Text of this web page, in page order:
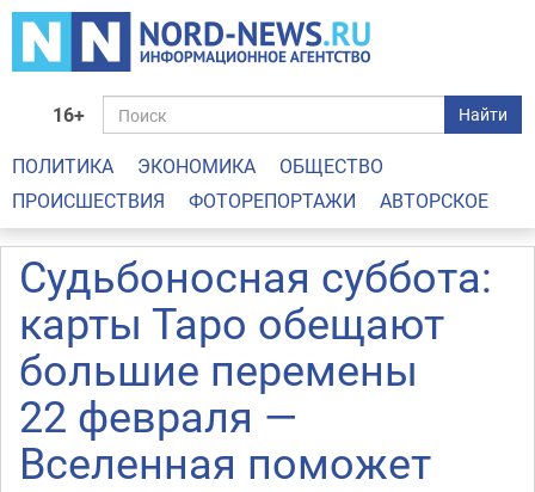
16+ Найти
ПОЛИТИКА ЭКОНОМИКА
ОБЩЕСТВО
ПРОИСШЕСТВИЯ
ФОТОРЕПОРТАЖИ АВТОРСКОЕ
Судьбоносная суббота:
карты Таро обещают
большие перемены
22 февраля —
Вселенная поможет